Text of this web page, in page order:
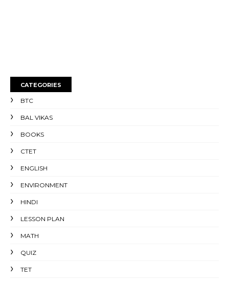
CATEGORIES
BTC
BAL VIKAS
BOOKS
CTET
ENGLISH
ENVIRONMENT
HINDI
LESSON PLAN
MATH
QUIZ
TET